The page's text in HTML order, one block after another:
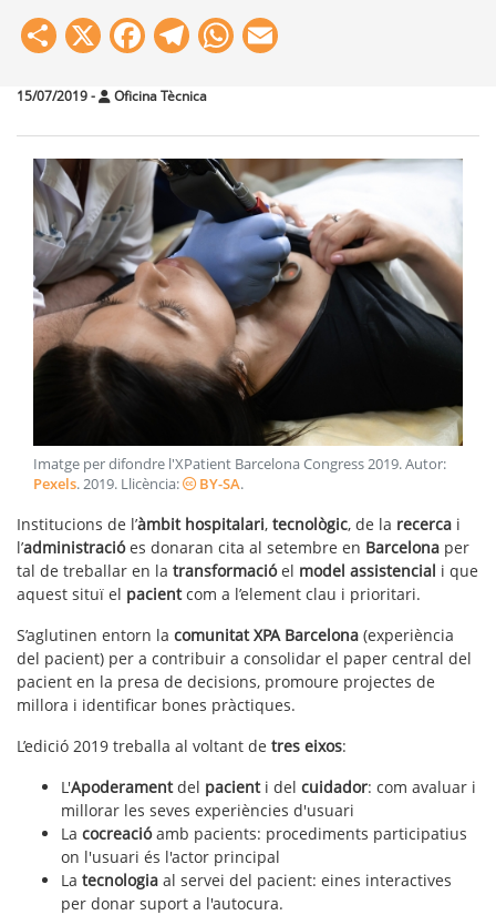
Share
X Facebook
Telegram
WhatsApp
15/07/2019- Oficina Tècnica
Imatge per difondre l'XPatient Barcelona Congress 2019. Autor:
Pexels.2019. Llicència: BY-SA.
Institucions de l’àmbit hospitalari, tecnològic, de la recerca i
l’administracióes donaran cita al setembre en Barcelona per
tal de treballar en la transformacióel model assistencial i que
aquest situï el pacientcom a l’element clau i prioritari.
S’aglutinen entorn la comunitat XPA Barcelona (experiència
del pacient) per a contribuir a consolidar el paper central del
pacient en la presa de decisions, promoure projectes de
millora i identificar bones pràctiques.
L’edició 2019 treballa al voltant de tres eixos:
L'Apoderamentdel pacienti del cuidador: com avaluar i
millorar les seves experiències d'usuari
La cocreacióamb pacients: procediments participatius
on l'usuari és l'actor principal
La tecnologia al servei del pacient: eines interactives
per donar suport a l'autocura.